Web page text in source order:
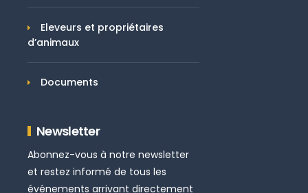
Eleveurs et propriétaires
d’animaux
Documents
Newsletter
Abonnez-vous à notre newsletter
et restez informé de tous les
événements arrivant directement